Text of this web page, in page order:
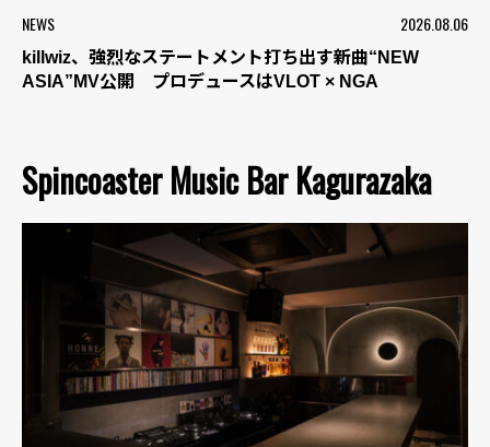
NEWS 2026.08.06
killwiz、強烈なステートメント打ち出す新曲“NEW
ASIA”MV公開 プロデュースはVLOT × NGA
Spincoaster Music Bar Kagurazaka